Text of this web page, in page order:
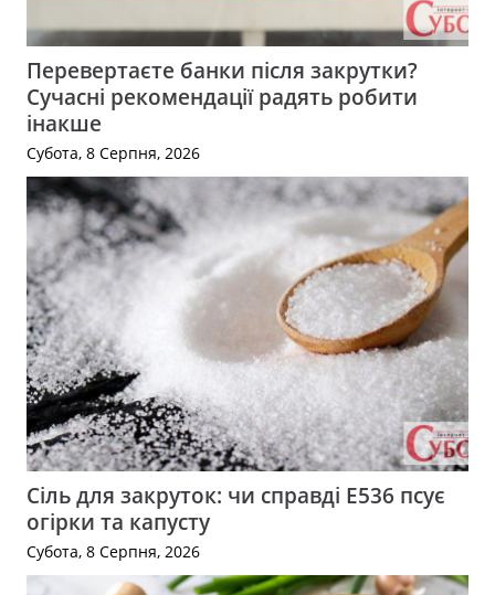
Перевертаєте банки після закрутки?
Сучасні рекомендації радять робити
інакше
Субота, 8 Серпня, 2026
Сіль для закруток: чи справді Е536 псує
огірки та капусту
Субота, 8 Серпня, 2026